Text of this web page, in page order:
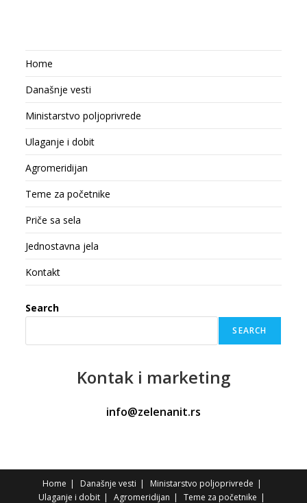
Home
Današnje vesti
Ministarstvo poljoprivrede
Ulaganje i dobit
Agromeridijan
Teme za početnike
Priče sa sela
Jednostavna jela
Kontakt
Search
SEARCH
Kontak i marketing
info@zelenanit.rs
Home Današnje vesti
Ministarstvo poljoprivrede
Ulaganje i dobit
Agromeridijan Teme za početnike